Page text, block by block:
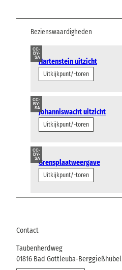
Bezienswaardigheden
CC-
BY-
SAHartenstein uitzicht
Uitkijkpunt/-toren
CC-
BY-
SAJohanniswacht uitzicht
Uitkijkpunt/-toren
CC-
BY-
SAGrensplaatweergave
Uitkijkpunt/-toren
Contact
Taubenherdweg
01816 Bad Gottleuba-Berggießhübel